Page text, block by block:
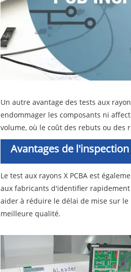
Un autre avantage des tests aux
endommager les composants ni
volume, où le coût des rebuts ou des
Avantages de l'inspection
Le test aux rayons X PCBA est
aux fabricants d'identifier
aider à réduire le délai de mise sur
meilleure qualité.